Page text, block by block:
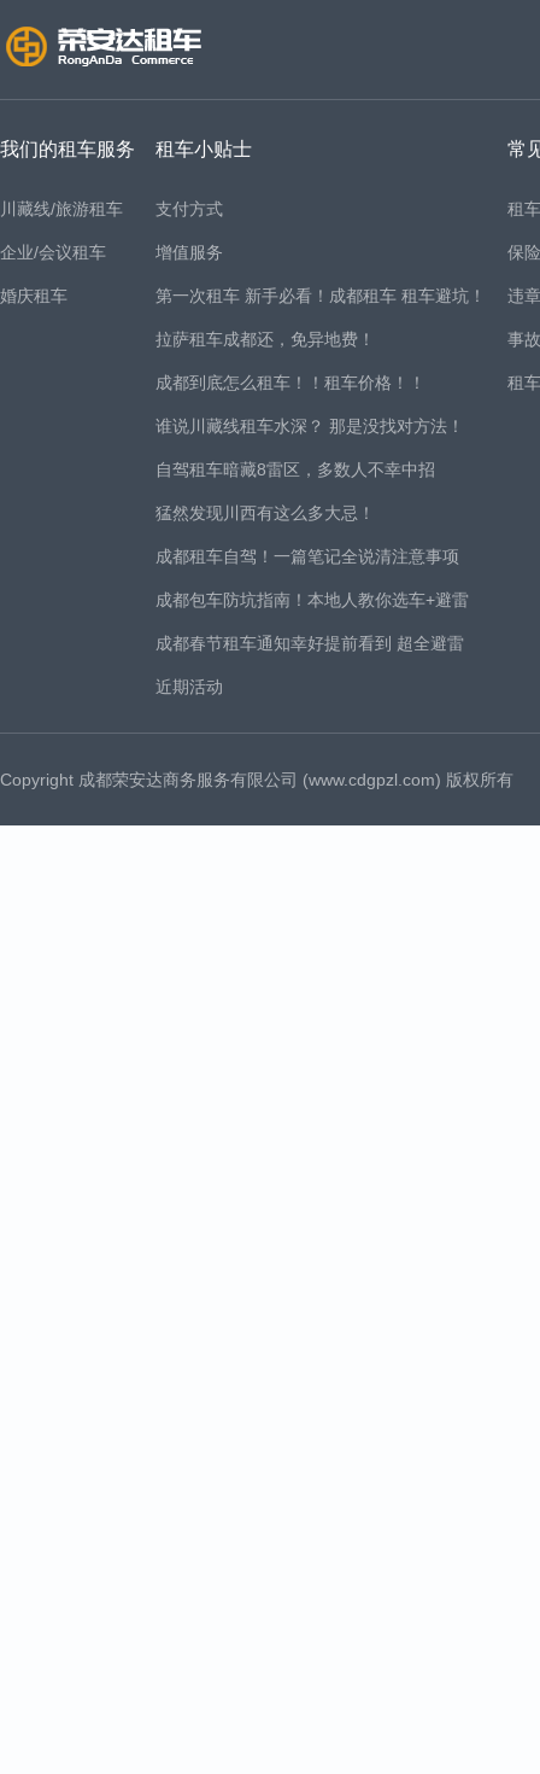
我们的租车服务
川藏线/旅游租车
企业/会议租车
婚庆租车
租车小贴士
支付方式
增值服务
第一次租车 新手必看！成都租车 租车避坑！
拉萨租车成都还，免异地费！
成都到底怎么租车！！租车价格！！
谁说川藏线租车水深？ 那是没找对方法！
自驾租车暗藏8雷区，多数人不幸中招
猛然发现川西有这么多大忌！
成都租车自驾！一篇笔记全说清注意事项
成都包车防坑指南！本地人教你选车+避雷
成都春节租车通知幸好提前看到 超全避雷
近期活动
常
租
保
违
事
租
Copyright 成都荣安达商务服务有限公司 (www.cdgpzl.com) 版权所有